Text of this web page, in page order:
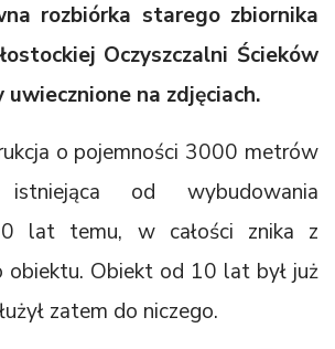
rozbiórka starego zbiornika
Oczyszczalni Ścieków
uwiecznione na zdjęciach.
o pojemności 3000 metrów
istniejąca od wybudowania
lat temu, w całości znika z
obiektu. Obiekt od 10 lat był już
zatem do niczego.